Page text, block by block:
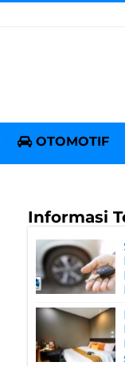
OTOMOTIF
Informasi